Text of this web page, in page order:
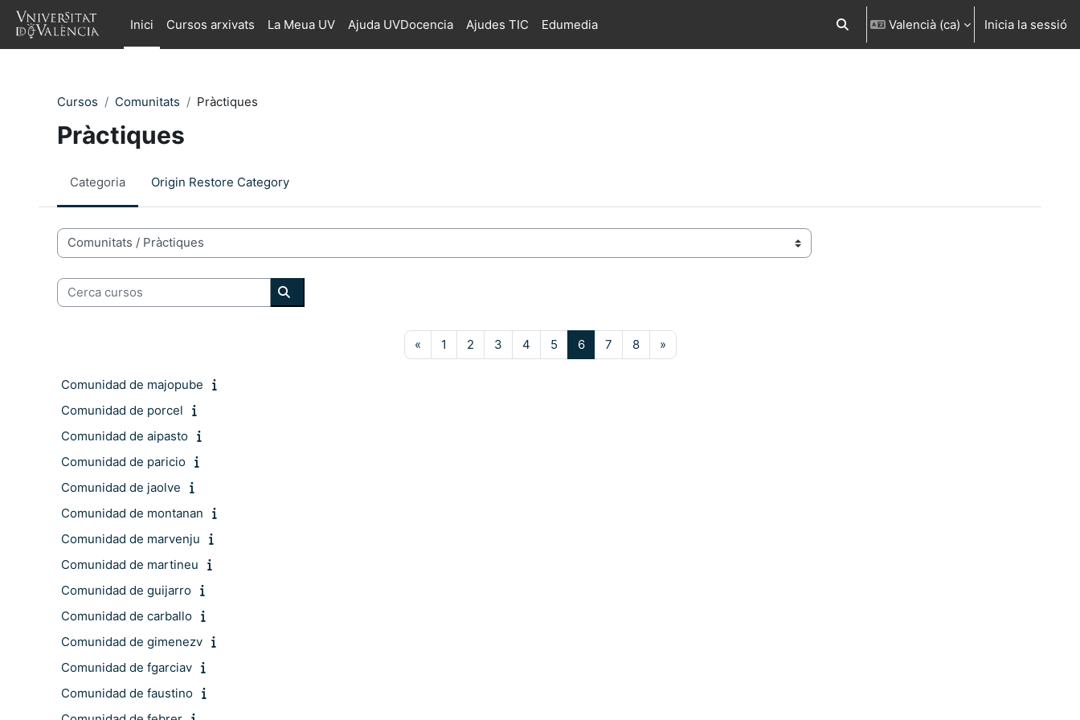
Ves al contingut principal
Inici
Cursos arxivats La Meua UV Ajuda UVDocencia Ajudes TIC Edumedia Commuta l'entrada de la cerca
Valencià ‎(ca)‎ Inicia la sessió
Cursos Comunitats Pràctiques
Pràctiques
Categoria Origin Restore Category
Categories de Cursos
Cerca cursos
Cerca cursos
«Pàgina anterior
1 Pàgina 1
2Pàgina 2
3Pàgina 3
4Pàgina 4
5Pàgina 5
6Pàgina 6
7Pàgina 7
8Pàgina 8
»Pàgina següent
Comunidad de majopube
Comunidad de porcel
Comunidad de aipasto
Comunidad de paricio
Comunidad de jaolve
Comunidad de montanan
Comunidad de marvenju
Comunidad de martineu
Comunidad de guijarro
Comunidad de carballo
Comunidad de gimenezv
Comunidad de fgarciav
Comunidad de faustino